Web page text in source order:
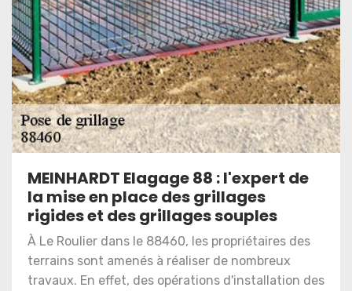
MEINHARDT Elagage 88 : l'expert de
la mise en place des grillages
rigides et des grillages souples
À Le Roulier dans le 88460, les propriétaires des
terrains sont amenés à réaliser de nombreux
travaux. En effet, des opérations d'installation des